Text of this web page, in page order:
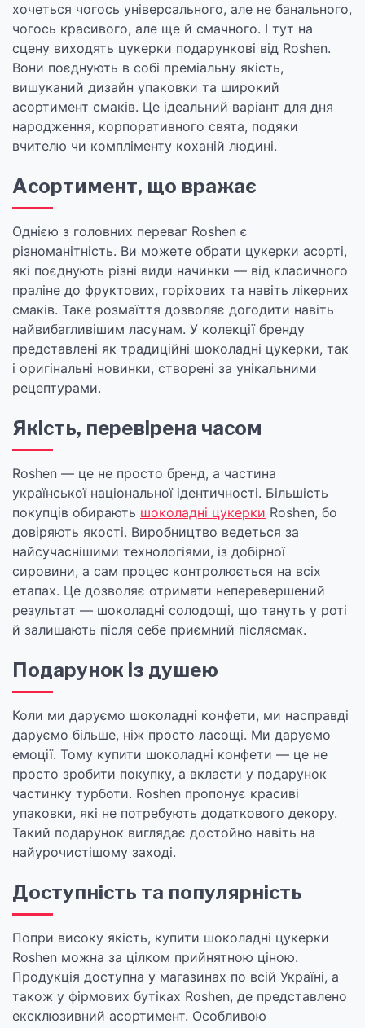
хочеться чогось універсального, але не банального,
чогось красивого, але ще й смачного. І тут на
сцену виходять цукерки подарункові від Roshen.
Вони поєднують в собі преміальну якість,
вишуканий дизайн упаковки та широкий
асортимент смаків. Це ідеальний варіант для дня
народження, корпоративного свята, подяки
вчителю чи компліменту коханій людині.
Асортимент, що вражає
Однією з головних переваг Roshen є
різноманітність. Ви можете обрати цукерки асорті,
які поєднують різні види начинки — від класичного
праліне до фруктових, горіхових та навіть лікерних
смаків. Таке розмаїття дозволяє догодити навіть
найвибагливішим ласунам. У колекції бренду
представлені як традиційні шоколадні цукерки, так
і оригінальні новинки, створені за унікальними
рецептурами.
Якість, перевірена часом
Roshen — це не просто бренд, а частина
української національної ідентичності. Більшість
покупців обирають шоколадні цукерки Roshen, бо
довіряють якості. Виробництво ведеться за
найсучаснішими технологіями, із добірної
сировини, а сам процес контролюється на всіх
етапах. Це дозволяє отримати неперевершений
результат — шоколадні солодощі, що тануть у роті
й залишають після себе приємний післясмак.
Подарунок із душею
Коли ми даруємо шоколадні конфети, ми насправді
даруємо більше, ніж просто ласощі. Ми даруємо
емоції. Тому купити шоколадні конфети — це не
просто зробити покупку, а вкласти у подарунок
частинку турботи. Roshen пропонує красиві
упаковки, які не потребують додаткового декору.
Такий подарунок виглядає достойно навіть на
найурочистішому заході.
Доступність та популярність
Попри високу якість, купити шоколадні цукерки
Roshen можна за цілком прийнятною ціною.
Продукція доступна у магазинах по всій Україні, а
також у фірмових бутіках Roshen, де представлено
ексклюзивний асортимент. Особливою